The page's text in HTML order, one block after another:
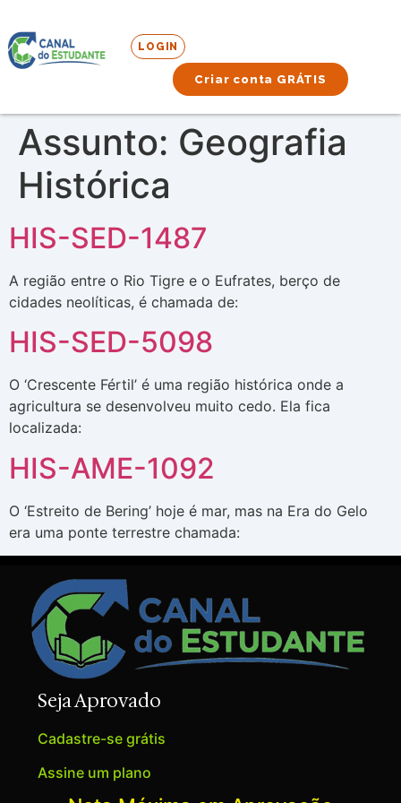
LOGIN
Criar conta GRÁTIS
Assunto: Geografia
Histórica
HIS-SED-1487
A região entre o Rio Tigre e o Eufrates, berço de
cidades neolíticas, é chamada de:
HIS-SED-5098
O ‘Crescente Fértil’ é uma região histórica onde a
agricultura se desenvolveu muito cedo. Ela fica
localizada:
HIS-AME-1092
O ‘Estreito de Bering’ hoje é mar, mas na Era do Gelo
era uma ponte terrestre chamada:
Seja Aprovado
Cadastre-se grátis
Assine um plano